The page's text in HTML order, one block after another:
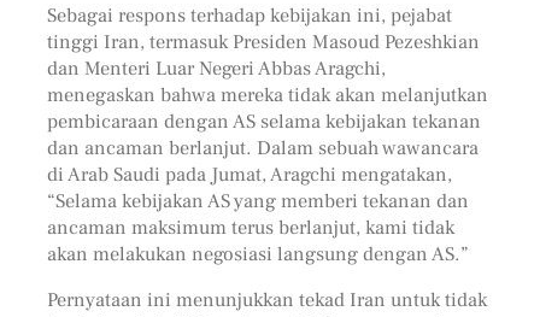
Sebagai respons terhadap kebijakan ini, pejabat
tinggi Iran, termasuk Presiden Masoud Pezeshkian
dan Menteri Luar Negeri Abbas Aragchi,
menegaskan bahwa mereka tidak akan melanjutkan
pembicaraan dengan AS selama kebijakan tekanan
dan ancaman berlanjut. Dalam sebuah wawancara
di Arab Saudi pada Jumat, Aragchi mengatakan,
“Selama kebijakan AS yang memberi tekanan dan
ancaman maksimum terus berlanjut, kami tidak
akan melakukan negosiasi langsung dengan AS.”
Pernyataan ini menunjukkan tekad Iran untuk tidak